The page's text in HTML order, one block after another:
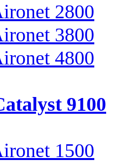
2800
3800
4800
9100
1500